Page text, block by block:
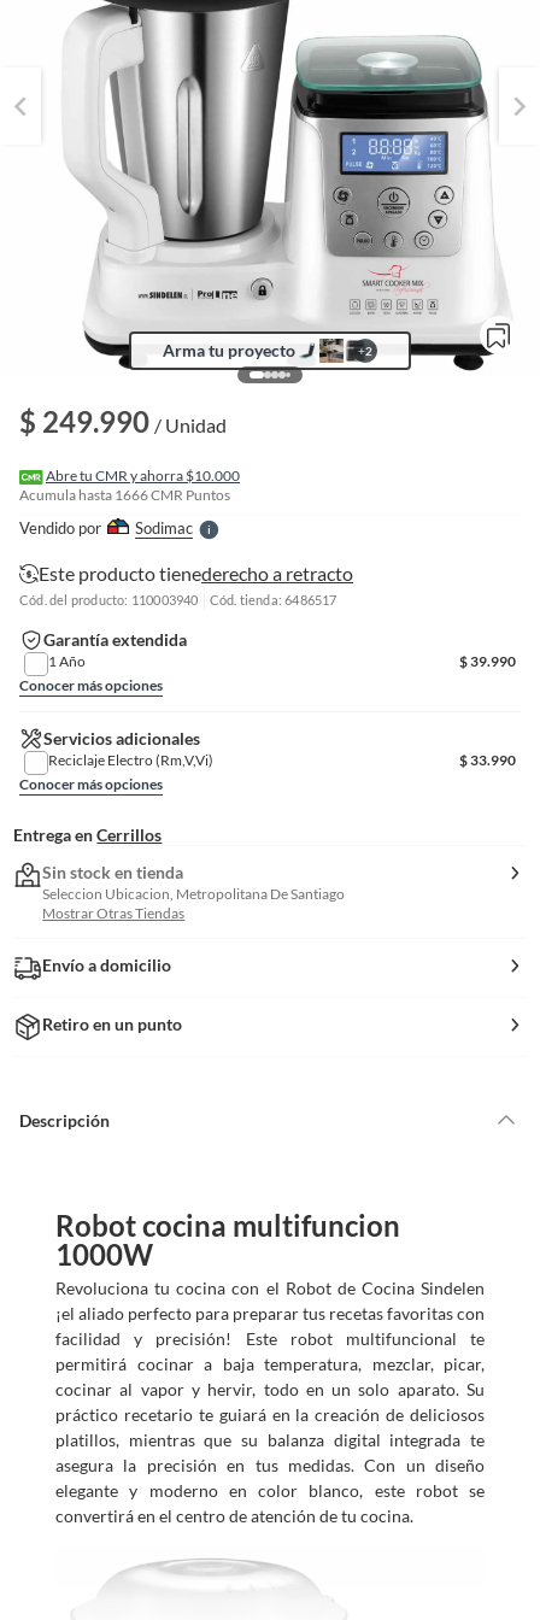
Arma tu proyecto +2
$ 249.990 / Unidad
Abre tu CMR y ahorra $10.000
Acumula hasta 1666CMR Puntos
Vendido por SodimacS
l
l
r
o
Este producto tienederecho a retracto
Cód. del producto: 110003940 Cód. tienda: 6486517
Garantía extendida
1 Año $39.990
Conocer más opciones
Servicios adicionales
Reciclaje Electro (Rm,V,Vi) $33.990
Conocer más opciones
Entrega en Cerrillos
Sin stock en tienda
Seleccion Ubicacion, Metropolitana De Santiago
Mostrar Otras Tiendas
Envío a domicilio
Retiro en un punto
Descripción
Robot cocina multifuncion
1000W
Revoluciona tu cocina con el Robot de Cocina Sindelen
¡el aliado perfecto para preparar tus recetas favoritas con
facilidad y precisión! Este robot multifuncional te
permitirá cocinar a baja temperatura, mezclar, picar,
cocinar al vapor y hervir, todo en un solo aparato. Su
práctico recetario te guiará en la creación de deliciosos
platillos, mientras que su balanza digital integrada te
asegura la precisión en tus medidas. Con un diseño
elegante y moderno en color blanco, este robot se
convertirá en el centro de atención de tu cocina.